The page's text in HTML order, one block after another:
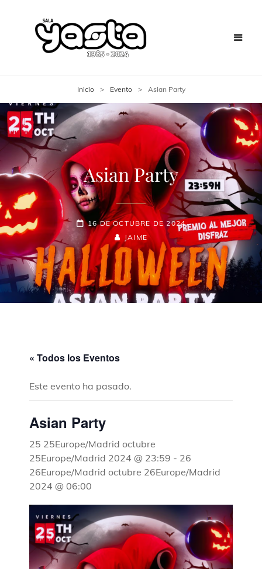
Inicio > Evento > Asian Party
Asian Party
16 DE OCTUBRE DE 2024
JAIME
« Todos los Eventos
Este evento ha pasado.
Asian Party
25 25Europe/Madrid octubre
25Europe/Madrid 2024 @ 23:59 - 26
26Europe/Madrid octubre 26Europe/Madrid
2024 @ 06:00